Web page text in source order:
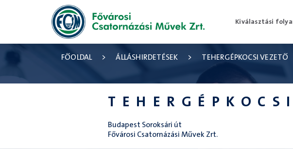
Kiválasztási
FŐOLDAL > ÁLLÁSHIRDETÉSEK > TEHERGÉPKOCSI VEZETŐ
Budapest Soroksári út
Fővárosi Csatornázási Művek Zrt.